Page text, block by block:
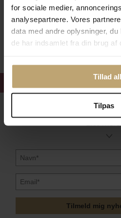
for sociale medier,
analysepartnere. Vores
data med andre oplysninger,
de har indsamlet fra din brug af
Tillad
Tilpas
Sikker Og Tryg E-Handel
Følg med i vores
Tilmeld mig